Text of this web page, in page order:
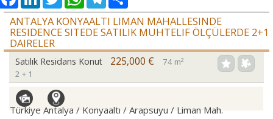
ANTALYA KONYAALTI LIMAN MAHALLESINDE
RESIDENCE SITEDE SATILIK MUHTELIF ÖLÇÜLERDE 2+1
DAIRELER
Satılık Residans Konut 225,000 €
74 m²
2 + 1
Türkiye Antalya / Konyaaltı / Arapsuyu / Liman Mah.